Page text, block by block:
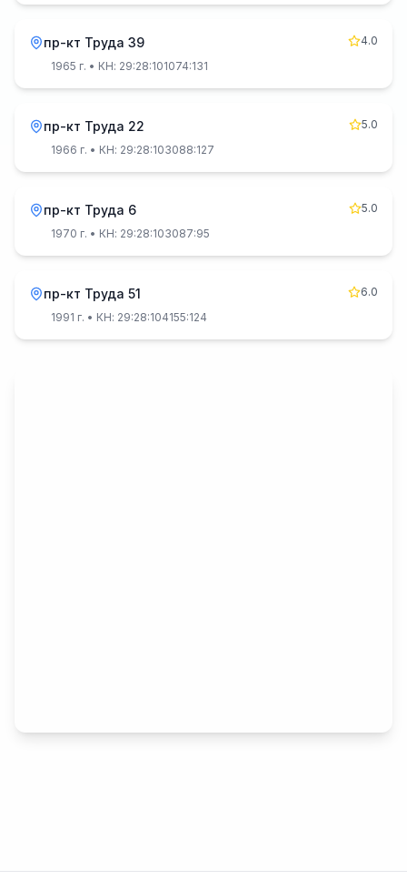
пр-кт Труда 39
4.0
1965 г. • КН: 29:28:101074:131
пр-кт Труда 22
5.0
1966 г. • КН: 29:28:103088:127
пр-кт Труда 6
5.0
1970 г. • КН: 29:28:103087:95
пр-кт Труда 51
6.0
1991 г. • КН: 29:28:104155:124